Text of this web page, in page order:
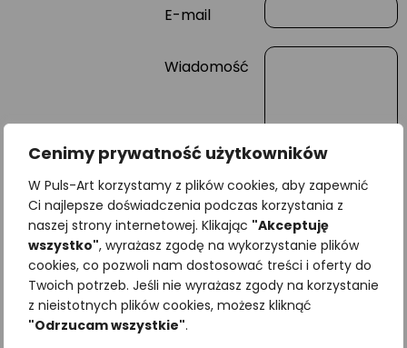
Cenimy prywatność użytkowników
W Puls-Art korzystamy z plików cookies, aby zapewnić
Ci najlepsze doświadczenia podczas korzystania z
naszej strony internetowej. Klikając "Akceptuję
wszystko", wyrażasz zgodę na wykorzystanie plików
cookies, co pozwoli nam dostosować treści i oferty do
Twoich potrzeb. Jeśli nie wyrażasz zgody na korzystanie
z nieistotnych plików cookies, możesz kliknąć
"Odrzucam wszystkie".
E-mail
Wiadomość
Najniższa cena z ostatnich 30
dni:65,00zł
SKU: